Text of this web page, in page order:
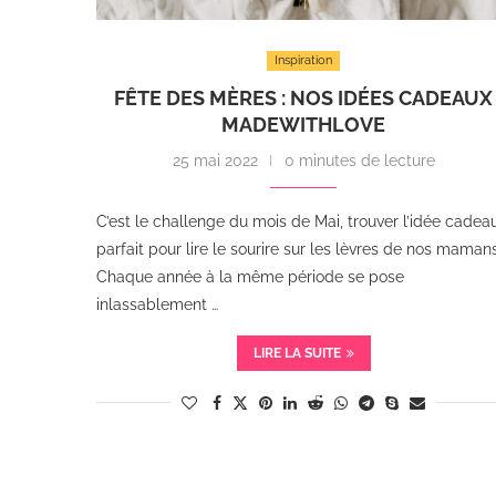
Inspiration
FÊTE DES MÈRES : NOS IDÉES CADEAUX
MADEWITHLOVE
25 mai 2022 0 minutes de lecture
C’est le challenge du mois de Mai, trouver l’idée
parfait pour lire le sourire sur les lèvres de nos
Chaque année à la même période se pose
inlassablement …
LIRE LA SUITE